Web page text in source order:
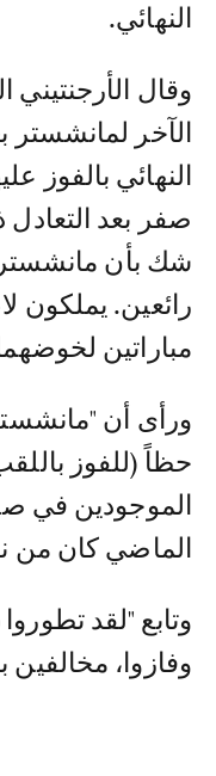
النهائي.
وقال
الآخر لمانشستر
شك بأن
رائعين. يملكون
مباراتين
ورأى أن
حظاً (للفوز
الموجودين في
الماضي كان
وتابع "لقد
وفازوا، مخالفين